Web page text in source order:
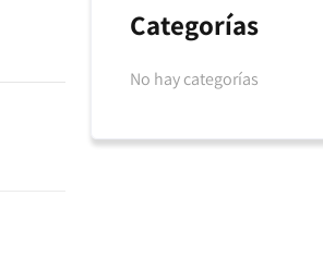
Categorías
No hay categorías